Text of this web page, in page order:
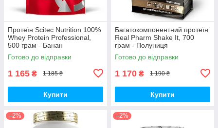
Протеїн Scitec Nutrition 100%
Whey Protein Professional,
500 грам - Банан
Готово до відправки
1 165 ₴ 1 185 ₴
Купити
Багатокомпонентний протеїн
Real Pharm Shake It, 700
грам - Полуниця
Готово до відправки
1 170 ₴ 1 190 ₴
Купити
–2% –2%